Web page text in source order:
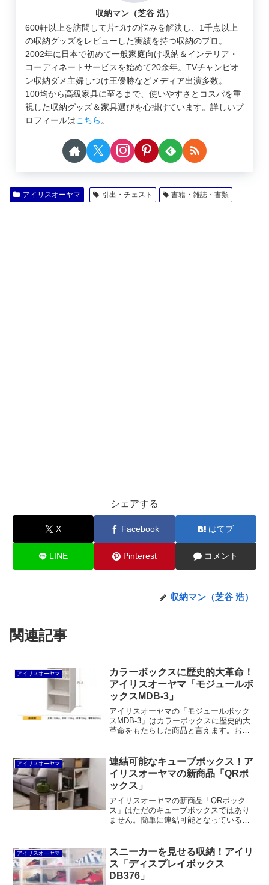
収納マン（芝谷 浩）
600軒以上を訪問して片づけの悩みを解決し、1千点以上
の収納グッズをレビューした実績を持つ収納のプロ。
2002年に日本で初めて一般家庭向け収納＆インテリア・
コーディネートサービスを始めて20余年。TVチャンピオ
ン収納ダメ主婦しつけ王優勝などメディア出演多数。
100均から高級家具に至るまで、使いやすさとコスパを重
視した収納グッズ＆家具選びを心掛けています。詳しいプ
ロフィールはこちら 。
アイリスオーヤマ 引出・チェスト 書籍・雑誌・書類
シェアする
X Facebook はてブ
LINE Pinterest コメント
収納マン（芝谷 浩）
関連記事
アイリスオーヤマ
カラーボックスに歴史的大革命！
アイリスオーヤマ「モジュールボ
ックスMDB-3」
アイリスオーヤマの「モジュールボック
スMDB-3」はカラーボックスに歴史的大
革命をもたらした商品と言えます。およ
に最適なサイズを実現しています。
アイリスオーヤマ
連結可能なキューブボックス！ア
イリスオーヤマの新商品「QRボ
ックス」
アイリスオーヤマの新商品「QRボック
ス」はただのキューブボックスではあり
ません。簡単に連結可能となっているだ
落下防止のガードが付いているなど、機
能面でも良くできています。
アイリスオーヤマ
スニーカーを見せる収納！アイリ
ス「ディスプレイボックス
DB376」